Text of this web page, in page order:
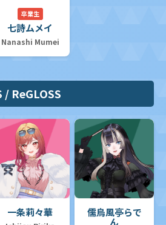
卒業生
七詩ムメイ
Nanashi Mumei
ReGLOSS
一条莉々華 儒烏風亭らで
ん